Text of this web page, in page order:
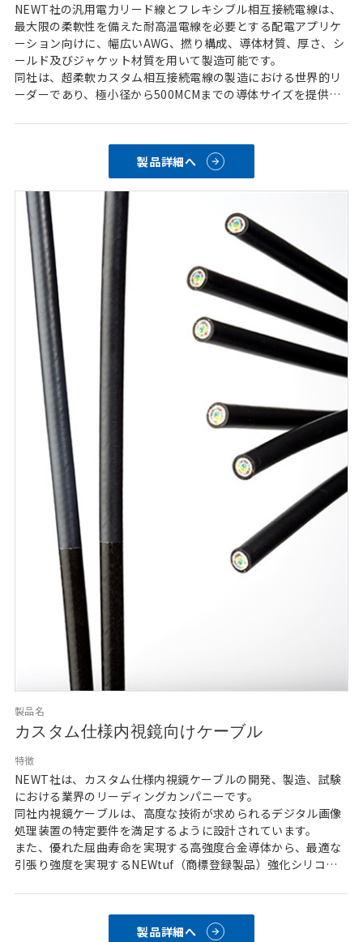
NEWT社の汎用電力リード線とフレキシブル相互接続電線は、
最大限の柔軟性を備えた耐高温電線を必要とする配電アプリケ
ーション向けに、幅広いAWG、撚り構成、導体材質、厚さ、シ
ールド及びジャケット材質を用いて製造可能です。
同社は、超柔軟カスタム相互接続電線の製造における世界的リ
ーダーであり、極小径から500MCMまでの導体サイズを提供し
一般的ですが、同社のカスタムフレキシブル相互接続電線は、
超細線撚り線技術と薄肉射出成形技術を組み合わせて、高温ま
たは極低温、耐薬品性、電圧、低低容量、また柔軟性といった
お客様の特定要件に沿って製造しております。
【導体材料】
・銅　・無酸素銅　・アルミ　・銅合金　・銅覆鋼
・銅覆鋼アルミ　・抵抗線　・マグネットワイヤ
【めっき】
・すずめっき　 ・銀めっき　 ・ニッケルめっき
・金めっき　・白金めっき　・すずめっき線
製品名
カスタム仕様内視鏡向けケーブル
特徴
NEWT社は、カスタム仕様内視鏡ケーブルの開発、製造、試験
における業界のリーディングカンパニーです。
同社内視鏡ケーブルは、高度な技術が求められるデジタル画像
処理装置の特定要件を満足するように設計されています。
また、優れた屈曲寿命を実現する高強度合金導体から、最適な
引張り強度を実現するNEWtuf（商標登録製品）強化シリコン
スタムオプションを提供可能です。
更に、同社のケーブル設計エンジニアは、コンセプトから試験
までお客様と連携し、ケーブルがお客様の要件を正確に満たす
製品詳細へ
製品詳細へ